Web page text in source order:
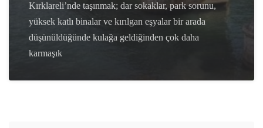
Kırklareli’nde taşınmak; dar sokaklar, park sorunu,
yüksek katlı binalar ve kırılgan eşyalar bir arada
düşünüldüğünde kulağa geldiğinden çok daha
karmaşık